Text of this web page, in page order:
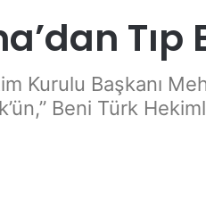
Tıp
Kurulu Başkanı
Beni Türk